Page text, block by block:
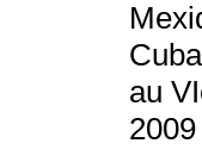
au